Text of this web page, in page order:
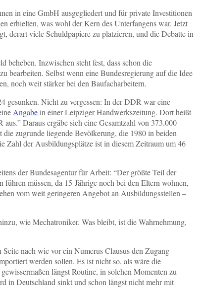
in eine GmbH ausgegliedert und für private Investitionen
erhielten, was wohl der Kern des Unterfangens war. Jetzt
derart viele Schuldpapiere zu platzieren, und die Debatte in
beheben. Inzwischen steht fest, dass schon die
bearbeiten. Selbst wenn eine Bundesregierung auf die Idee
noch weit stärker bei den Baufacharbeitern.
Nicht zu vergessen: In der DDR war eine
Angabein einer Leipziger Handwerkszeitung. Dort heißt
Daraus ergäbe sich eine Gesamtzahl von 373.000
zugrunde liegende Bevölkerung, die 1980 in beiden
Zahl der Ausbildungsplätze ist in diesem Zeitraum um 46
der Bundesagentur für Arbeit: “Der größte Teil der
müssen, da 15-Jährige noch bei den Eltern wohnen,
vom weit geringeren Angebot an Ausbildungsstellen ‒
wie Mechatroniker. Was bleibt, ist die Wahrnehmung,
nach wie vor ein Numerus Clausus den Zugang
werden sollen. Es ist nicht so, als wäre die
längst Routine, in solchen Momenten zu
in Deutschland sinkt und schon längst nicht mehr mit